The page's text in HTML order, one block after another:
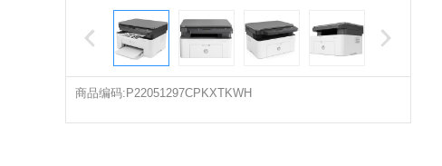
商品编码:P22051297CPKXTKWH